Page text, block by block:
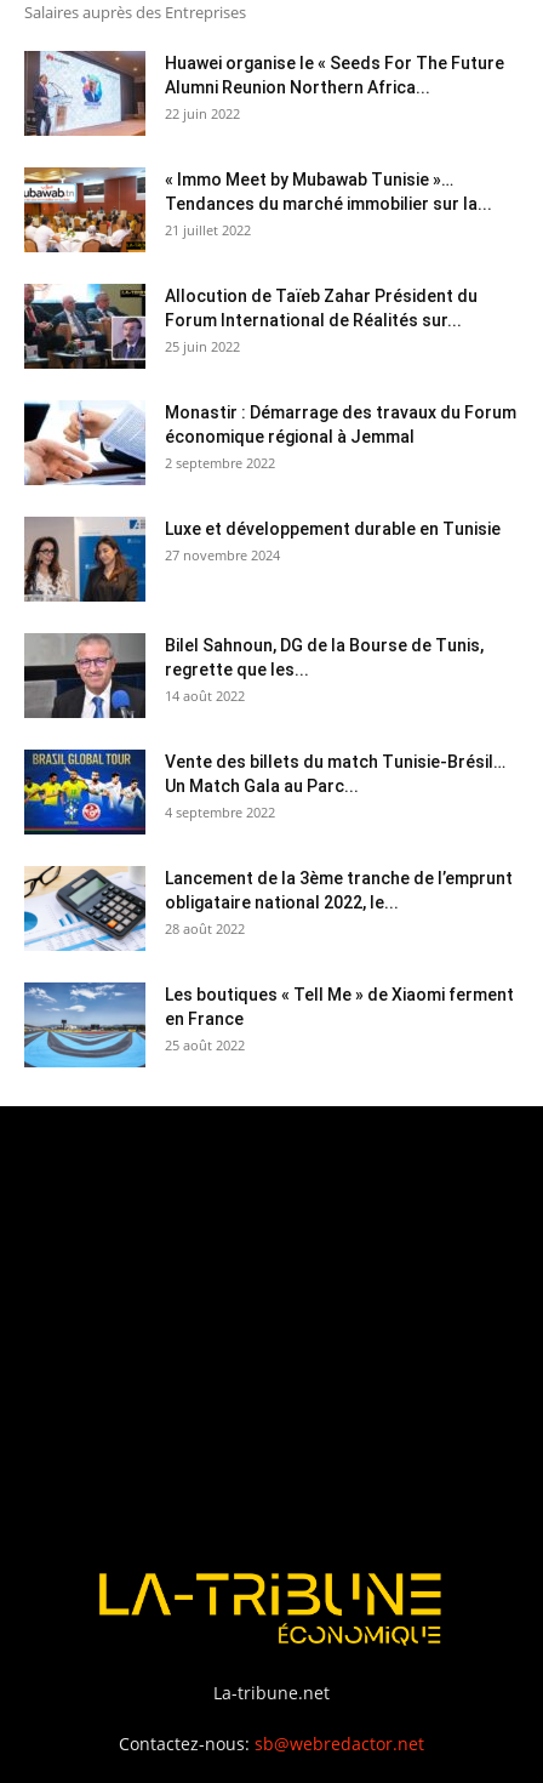
Salaires auprès des Entreprises
Huawei organise le « Seeds For The Future
Alumni Reunion Northern Africa...
22 juin 2022
« Immo Meet by Mubawab Tunisie »…
Tendances du marché immobilier sur la...
21 juillet 2022
Allocution de Taïeb Zahar Président du
Forum International de Réalités sur...
25 juin 2022
Monastir : Démarrage des travaux du Forum
économique régional à Jemmal
2 septembre 2022
Luxe et développement durable en Tunisie
27 novembre 2024
Bilel Sahnoun, DG de la Bourse de Tunis,
regrette que les...
14 août 2022
Vente des billets du match Tunisie-Brésil…
Un Match Gala au Parc...
4 septembre 2022
Lancement de la 3ème tranche de l’emprunt
obligataire national 2022, le...
28 août 2022
Les boutiques « Tell Me » de Xiaomi ferment
en France
25 août 2022
La-tribune.net
Contactez-nous: sb@webredactor.net